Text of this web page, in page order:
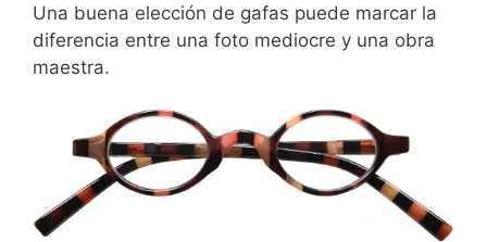
Una buena elección de gafas puede marcar la
diferencia entre una foto mediocre y una obra
maestra.